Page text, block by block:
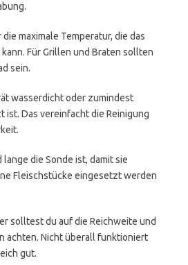
maximale Temperatur, die das
Für Grillen und Braten sollten
sein.
wasserdicht oder zumindest
Das vereinfacht die Reinigung
die Sonde ist, damit sie
Fleischstücke eingesetzt werden
solltest du auf die Reichweite und
achten. Nicht überall funktioniert
gut.